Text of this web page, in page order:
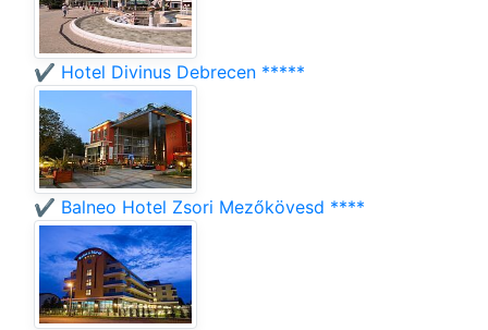
✔️ Hotel Divinus Debrecen *****
✔️ Balneo Hotel Zsori Mezőkövesd ****